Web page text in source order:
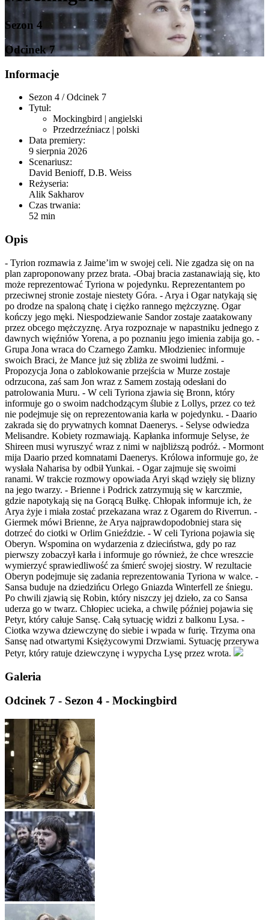
Sezon 4
Odcinek 7
Informacje
Sezon 4 / Odcinek 7
Tytuł:
Mockingbird | angielski
Przedrzeźniacz | polski
Data premiery:
9 sierpnia 2026
Scenariusz:
David Benioff, D.B. Weiss
Reżyseria:
Alik Sakharov
Czas trwania:
52 min
Opis
- Tyrion rozmawia z Jaime’im w swojej celi. Nie zgadza się on na
plan zaproponowany przez brata. -Obaj bracia zastanawiają się, kto
może reprezentować Tyriona w pojedynku. Reprezentantem po
przeciwnej stronie zostaje niestety Góra. - Arya i Ogar natykają się
po drodze na spaloną chatę i ciężko rannego mężczyznę. Ogar
kończy jego męki. Niespodziewanie Sandor zostaje zaatakowany
przez obcego mężczyznę. Arya rozpoznaje w napastniku jednego z
dawnych więźniów Yorena, a po poznaniu jego imienia zabija go. -
Grupa Jona wraca do Czarnego Zamku. Młodzieniec informuje
swoich Braci, że Mance już się zbliża ze swoimi ludźmi. -
Propozycja Jona o zablokowanie przejścia w Murze zostaje
odrzucona, zaś sam Jon wraz z Samem zostają odesłani do
patrolowania Muru. - W celi Tyriona zjawia się Bronn, który
informuje go o swoim nadchodzącym ślubie z Lollys, przez co też
nie podejmuje się on reprezentowania karła w pojedynku. - Daario
zakrada się do prywatnych komnat Daenerys. - Selyse odwiedza
Melisandre. Kobiety rozmawiają. Kapłanka informuje Selyse, że
Shireen musi wyruszyć wraz z nimi w najbliższą podróż. - Mormont
mija Daario przed komnatami Daenerys. Królowa informuje go, że
wysłała Naharisa by odbił Yunkai. - Ogar zajmuje się swoimi
ranami. W trakcie rozmowy opowiada Aryi skąd wzięły się blizny
na jego twarzy. - Brienne i Podrick zatrzymują się w karczmie,
gdzie napotykają się na Gorącą Bułkę. Chłopak informuje ich, że
Arya żyje i miała zostać przekazana wraz z Ogarem do Riverrun. -
Giermek mówi Brienne, że Arya najprawdopodobniej stara się
dotrzeć do ciotki w Orlim Gnieździe. - W celi Tyriona pojawia się
Oberyn. Wspomina on wydarzenia z dzieciństwa, gdy po raz
pierwszy zobaczył karła i informuje go również, że chce wreszcie
wymierzyć sprawiedliwość za śmierć swojej siostry. W rezultacie
Oberyn podejmuje się zadania reprezentowania Tyriona w walce. -
Sansa buduje na dziedzińcu Orlego Gniazda Winterfell ze śniegu.
Po chwili zjawią się Robin, który niszczy jej dzieło, za co Sansa
uderza go w twarz. Chłopiec ucieka, a chwilę później pojawia się
Petyr, który całuje Sansę. Całą sytuację widzi z balkonu Lysa. -
Ciotka wzywa dziewczynę do siebie i wpada w furię. Trzyma ona
Sansę nad otwartymi Księżycowymi Drzwiami. Sytuację przerywa
Petyr, który ratuje dziewczynę i wypycha Lysę przez wrota.
Galeria
Odcinek 7 - Sezon 4 - Mockingbird